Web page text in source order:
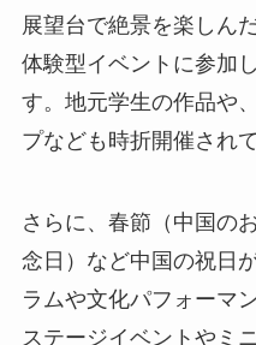
展望台で絶景を楽しん
体験型イベントに参加
す。地元学生の作品や
プなども時折開催され
さらに、春節（中国の
念日）など中国の祝日
ラムや文化パフォーマ
ステージイベントやミ